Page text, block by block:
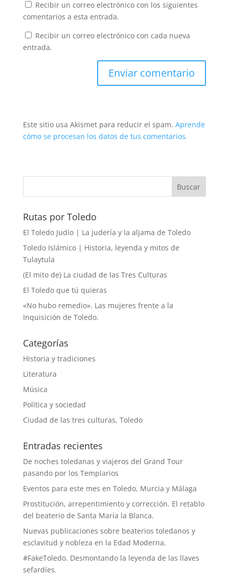
Recibir un correo electrónico con los siguientes
comentarios a esta entrada.
Recibir un correo electrónico con cada nueva
entrada.
Este sitio usa Akismet para reducir el spam. Aprende
cómo se procesan los datos de tus comentarios.
Rutas por Toledo
El Toledo Judío | La judería y la aljama de Toledo
Toledo Islámico | Historia, leyenda y mitos de
Tulaytula
(El mito de) La ciudad de las Tres Culturas
El Toledo que tú quieras
«No hubo remedio». Las mujeres frente a la
Inquisición de Toledo.
Categorías
Historia y tradiciones
Literatura
Música
Política y sociedad
Ciudad de las tres culturas, Toledo
Entradas recientes
De noches toledanas y viajeros del Grand Tour
pasando por los Templarios
Eventos para este mes en Toledo, Murcia y Málaga
Prostitución, arrepentimiento y corrección. El retablo
del beaterio de Santa María la Blanca.
Nuevas publicaciones sobre beaterios toledanos y
esclavitud y nobleza en la Edad Moderna.
#FakeToledo. Desmontando la leyenda de las llaves
sefardíes.